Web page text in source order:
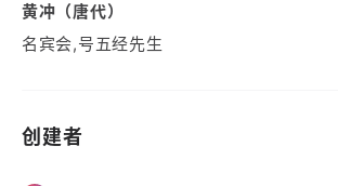
黄冲（唐代）
名宾会,号五经先生
创建者